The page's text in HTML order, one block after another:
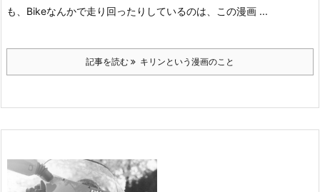
も、Bikeなんかで走り回ったりしているのは、この漫画 ...
記事を読む キリンという漫画のこと